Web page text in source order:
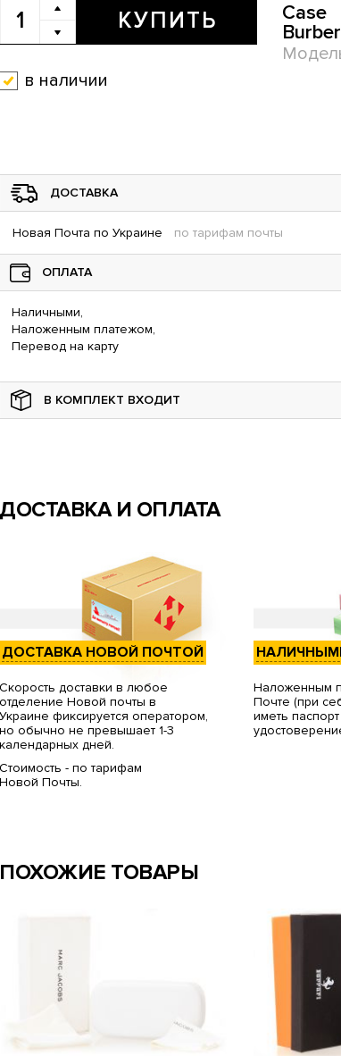
КУПИТЬ
Case
в наличии
ДОСТАВКА
Новая Почта по Украине по тарифам почты
ОПЛАТА
Наличными,
Наложенным платежом,
Перевод на карту
В КОМПЛЕКТ ВХОДИТ
ДОСТАВКА И ОПЛАТА
ДОСТАВКА НОВОЙ ПОЧТОЙ
Скорость доставки в любое
отделение Новой почты в
Украине фиксируется оператором,
но обычно не превышает 1-3
календарных дней.
Стоимость - по тарифам
Новой Почты.
Наложенным
Почте (при
иметь
ПОХОЖИЕ ТОВАРЫ